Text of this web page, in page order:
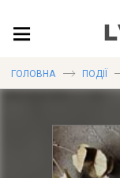
ГОЛОВНА ПОДІЇ